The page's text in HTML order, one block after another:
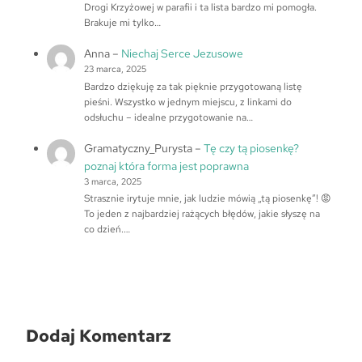
Drogi Krzyżowej w parafii i ta lista bardzo mi pomogła.
Brakuje mi tylko…
Anna– Niechaj Serce Jezusowe
23 marca, 2025
Bardzo dziękuję za tak pięknie przygotowaną listę
pieśni. Wszystko w jednym miejscu, z linkami do
odsłuchu – idealne przygotowanie na…
Gramatyczny_Purysta– Tę czy tą piosenkę?
poznaj która forma jest poprawna
3 marca, 2025
Strasznie irytuje mnie, jak ludzie mówią „tą piosenkę”! 😡
To jeden z najbardziej rażących błędów, jakie słyszę na
co dzień.…
Dodaj Komentarz